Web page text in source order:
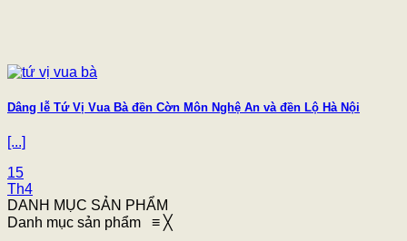
Dâng lễ Tứ Vị Vua Bà đền Cờn Môn Nghệ An và đền Lộ Hà Nội
[...]
15
Th4
DANH MỤC SẢN PHẨM
Danh mục sản phẩm ≡ ╳